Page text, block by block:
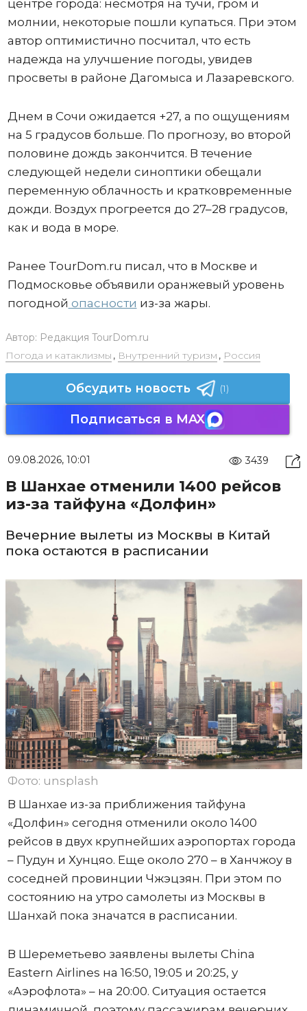
центре города: несмотря на тучи, гром и
молнии, некоторые пошли купаться. При этом
автор оптимистично посчитал, что есть
надежда на улучшение погоды, увидев
просветы в районе Дагомыса и Лазаревского.
Днем в Сочи ожидается +27, а по ощущениям
на 5 градусов больше. По прогнозу, во второй
половине дождь закончится. В течение
следующей недели синоптики обещали
переменную облачность и кратковременные
дожди. Воздух прогреется до 27–28 градусов,
как и вода в море.
Ранее TourDom.ru писал, что в Москве и
Подмосковье объявили оранжевый уровень
погодной опасности из-за жары.
Автор: Редакция TourDom.ru
Погода и катаклизмы , Внутренний туризм , Россия
Обсудить новость (1)
Подписаться в MAX
09.08.2026, 10:01 3439
В Шанхае отменили 1400 рейсов
из-за тайфуна «Долфин»
Вечерние вылеты из Москвы в Китай
пока остаются в расписании
Фото: unsplash
В Шанхае из-за приближения тайфуна
«Долфин» сегодня отменили около 1400
рейсов в двух крупнейших аэропортах города
– Пудун и Хунцяо. Еще около 270 – в Ханчжоу в
соседней провинции Чжэцзян. При этом по
состоянию на утро самолеты из Москвы в
Шанхай пока значатся в расписании.
В Шереметьево заявлены вылеты China
Eastern Airlines на 16:50, 19:05 и 20:25, у
«Аэрофлота» – на 20:00. Ситуация остается